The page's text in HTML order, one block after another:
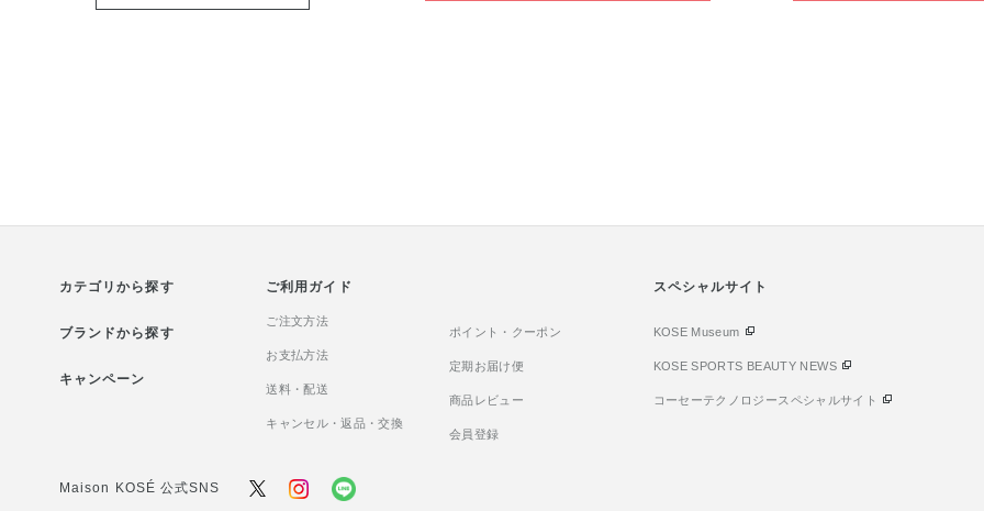
カテゴリから探す
ブランドから探す
キャンペーン
ご利用ガイド
ご注文方法
お支払方法
送料・配送
キャンセル・返品・交換
ポイント・クーポン
定期お届け便
商品レビュー
会員登録
スペシャルサイト
KOSE Museum
KOSE SPORTS BEAUTY NEWS
コーセーテクノロジースペシャルサイト
Maison KOSÉ 公式SNS